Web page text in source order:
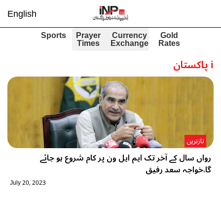
English
Gold
Rates
Currency
Exchange
Prayer
Times
Sports
iپاکستان
رواں سال کے آخر تک ایم ایل ون پر کام شروع ہو جائے
گا،خواجہ سعد رفیق
تازترین
July 20, 2023